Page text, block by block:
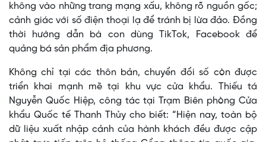
không vào những trang mạng xấu, không rõ nguồn gốc;
cảnh giác với số điện thoại lạ để tránh bị lừa đảo. Đồng
thời hướng dẫn bà con dùng TikTok, Facebook để
quảng bá sản phẩm địa phương.
Không chỉ tại các thôn bản, chuyển đổi số còn được
triển khai mạnh mẽ tại khu vực cửa khẩu. Thiếu tá
Nguyễn Quốc Hiệp, công tác tại Trạm Biên phòng Cửa
khẩu Quốc tế Thanh Thủy cho biết: “Hiện nay, toàn bộ
dữ liệu xuất nhập cảnh của hành khách đều được cập